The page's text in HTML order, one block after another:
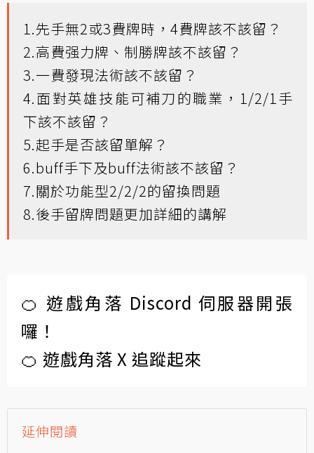
1.先手無2或3費牌時，4費牌該不該留？
2.高費强力牌、制勝牌該不該留？
3.一費發現法術該不該留？
4.面對英雄技能可補刀的職業，1/2/1手
下該不該留？
5.起手是否該留單解？
6.buff手下及buff法術該不該留？
7.關於功能型2/2/2的留換問題
8.後手留牌問題更加詳細的講解
🍊 遊戲角落 Discord 伺服器開張
囉！
🍊 遊戲角落 X 追蹤起來
延伸閱讀